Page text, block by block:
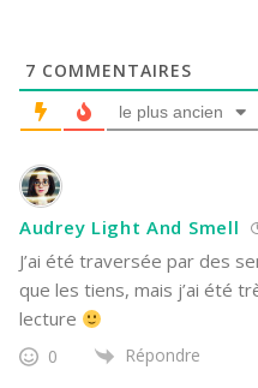
7 COMMENTAIRES
le plus ancien
Audrey Light And Smell
J’ai été traversée par des
que les tiens, mais j’ai été
lecture
0 Répondre